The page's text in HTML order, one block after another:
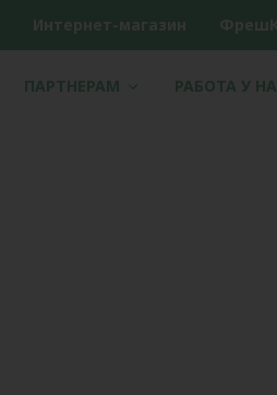
Интернет-магазин
ПАРТНЕРАМ РАБОТА У